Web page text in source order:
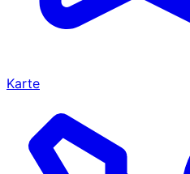
Karte